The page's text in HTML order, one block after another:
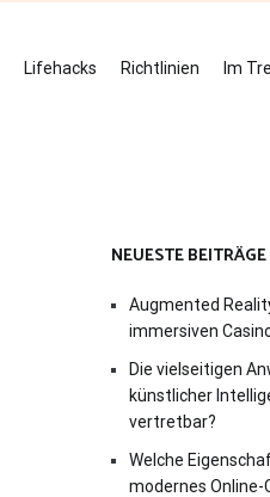
Lifehacks Richtlinien Im
NEUESTE BEITRÄGE
Augmented
immersiven
Die vielseitigen
künstlicher
vertretbar?
Welche
modernes Online-